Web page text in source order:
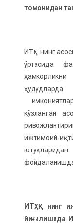
томонидан
ИТҲҚ нинг
ўртасида
кўзланган
ижтимоий-
ИТҲҚ нинг
йиғилишида